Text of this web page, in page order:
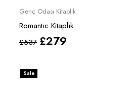
Genç Odası Kitaplık
Romantıc Kitaplık
£537 £279
Sale